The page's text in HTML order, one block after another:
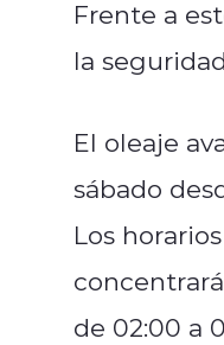
Frente a
la
El oleaje
sábado
Los
de 02:00 a